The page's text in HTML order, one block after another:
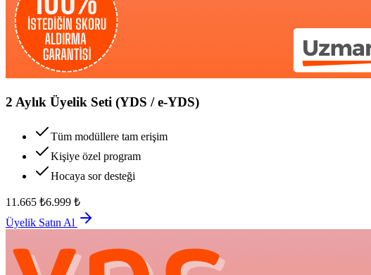
2 Aylık Üyelik Seti (YDS / e-YDS)
Tüm modüllere tam erişim
Kişiye özel program
Hocaya sor desteği
11.665 ₺6.999 ₺
Üyelik Satın Al